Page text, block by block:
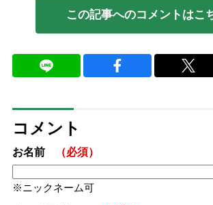
＊ ＊ ＊
なんでよー」
世界中で認知症の増加が問題になっ
ておりましたが、先日新聞で腑に落ち
この記事へのコメントはこ
コメント
お名前 （必須）
ニックネーム可